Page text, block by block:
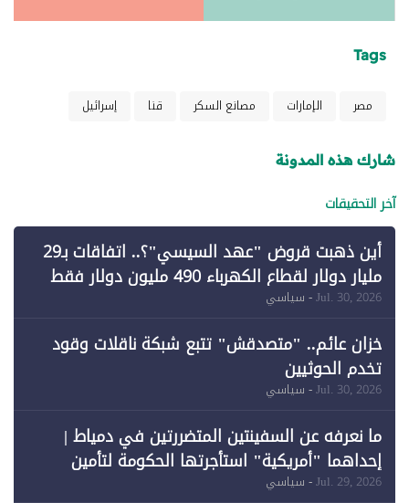
Tags
مصر الإمارات مصانع السكر قنا إسرائيل
شارك هذه المدونة
آخر التحقيقات
أين ذهبت قروض "عهد السيسي"؟.. اتفاقات بـ29
مليار دولار لقطاع الكهرباء 490 مليون دولار فقط
لـ"الطاقة المتجددة" (1)
Jul. 30, 2026- سياسي
خزان عائم.. "متصدقش" تتبع شبكة ناقلات وقود
تخدم الحوثيين
Jul. 30, 2026- سياسي
ما نعرفه عن السفينتين المتضررتين في دمياط |
إحداهما "أمريكية" استأجرتها الحكومة لتأمين
احتياجات الطاقة
Jul. 29, 2026- سياسي